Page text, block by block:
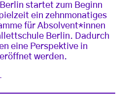
startet zum Beginn
ein zehnmonatiges
für Absolvent*innen
Berlin. Dadurch
eine Perspektive in
werden.